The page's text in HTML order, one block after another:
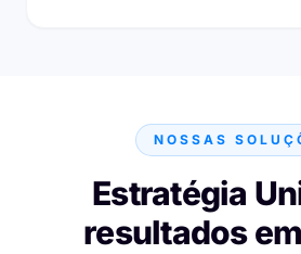
NOSSAS
Estratégia
resultados